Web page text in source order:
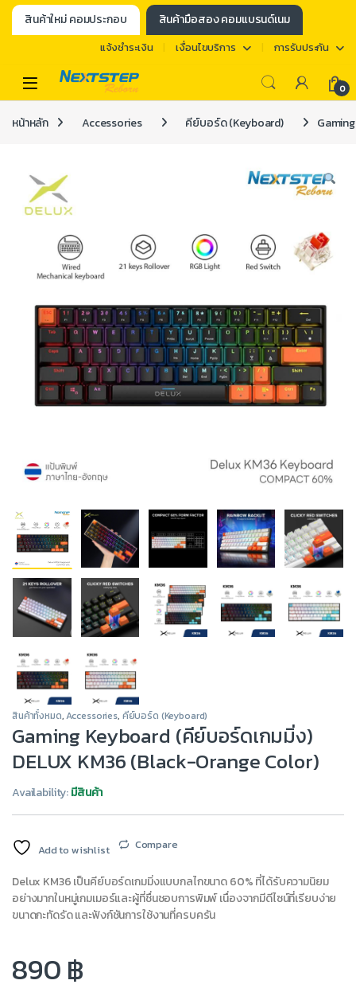
สินค้าใหม่ คอมประกอบ สินค้ามือสอง คอมแบรนด์เนม
แจ้งชำระเงิน เงื่อนไขบริการ การรับประกัน
0
หน้าหลัก Accessories คีย์บอร์ด (Keyboard)
สินค้าทั้งหมด,Accessories, คีย์บอร์ด (Keyboard)
Gaming Keyboard (คีย์บอร์ดเกมมิ่ง)
DELUX KM36 (Black-Orange Color)
Availability:มีสินค้า
Add to wishlist Compare
Delux KM36 เป็นคีย์บอร์ดเกมมิ่งแบบกลไกขนาด 60% ที่ได้รับความนิยม
อย่างมากในหมู่เกมเมอร์และผู้ที่ชื่นชอบการพิมพ์ เนื่องจากมีดีไซน์ที่เรียบง่าย
ขนาดกะทัดรัด และฟังก์ชันการใช้งานที่ครบครัน
890฿